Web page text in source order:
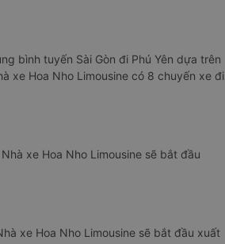
bình tuyến Sài Gòn đi Phú Yên dựa trên
xe Hoa Nho Limousine có 8 chuyến xe đi
xe Hoa Nho Limousine sẽ bắt đầu
xe Hoa Nho Limousine sẽ bắt đầu xuất